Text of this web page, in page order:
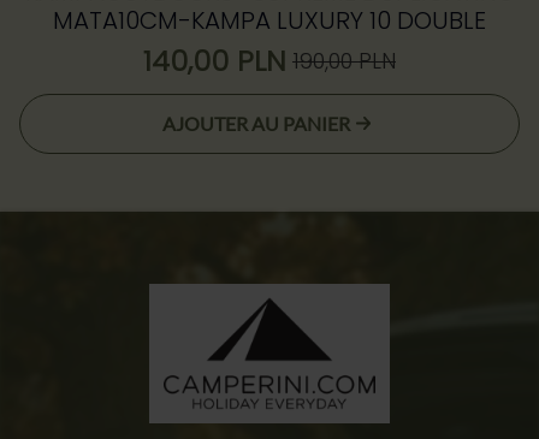
MATA10CM-KAMPA LUXURY 10 DOUBLE
190,00PLN
Le
prix
initial
190,00 zł.
140,00 PLNLe
prix
actuel
140,00 zł.
AJOUTER AU PANIER